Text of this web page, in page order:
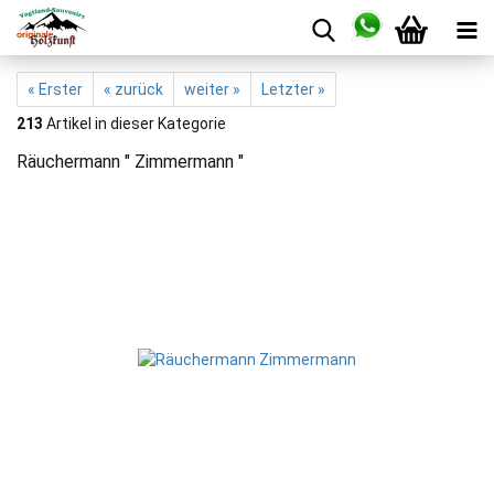
« Erster « zurück weiter »
Letzter »
213 Artikel in dieser Kategorie
Räuchermann " Zimmermann "